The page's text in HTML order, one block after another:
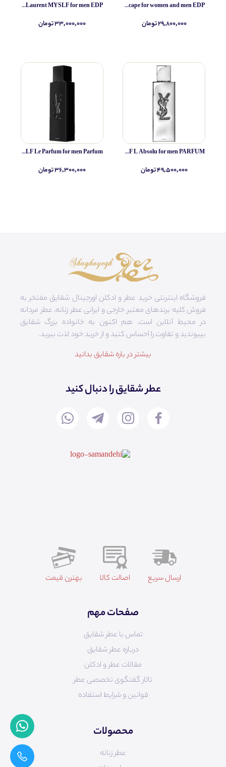
Simone Andreoli Tulum Junglescape for women and men EDP
۲۹,۸۰۰,۰۰۰ تومان
Yves Saint Laurent MYSLF L Absolu for men PARFUM
۴۹,۵۰۰,۰۰۰ تومان
Yves Saint Laurent MYSLF for men EDP
۳۳,۰۰۰,۰۰۰ تومان
Yves Saint Laurent MYSLF Le Parfum for men Parfum
۳۶,۳۰۰,۰۰۰ تومان
فروشگاه اینترنتی خرید عطر و ادکلن اورجینال شقایق مفتخر به
فروش کلیه برندهای معتبر خارجی و ایرانی عطر زنانه، عطر مردانه
در محیط آنلاین است. هم‌ اکنون به خانواده بزرگ شقایق
بپیوندید و تفاوت را احساس کنید و از خرید خود لذت ببرید.
بیشتر در باره شقایق بدانید
عطر شقایق را دنبال کنید
ارسال سریع اصالت کالا بهترن قیمت
صفحات مهم
تماس با عطر شقایق
درباره عطر شقایق
مقالات عطر و ادکلن
تالار گفتگوی تخصصی عطر
قوانین و شرایط استفاده
محصولات
عطر زنانه